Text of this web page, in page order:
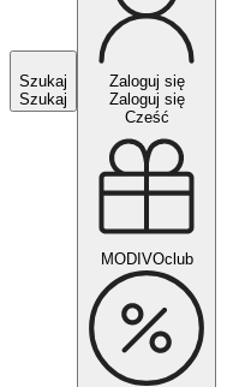
Szukaj
Szukaj
Zaloguj się
Zaloguj się
Cześć
MODIVOclub